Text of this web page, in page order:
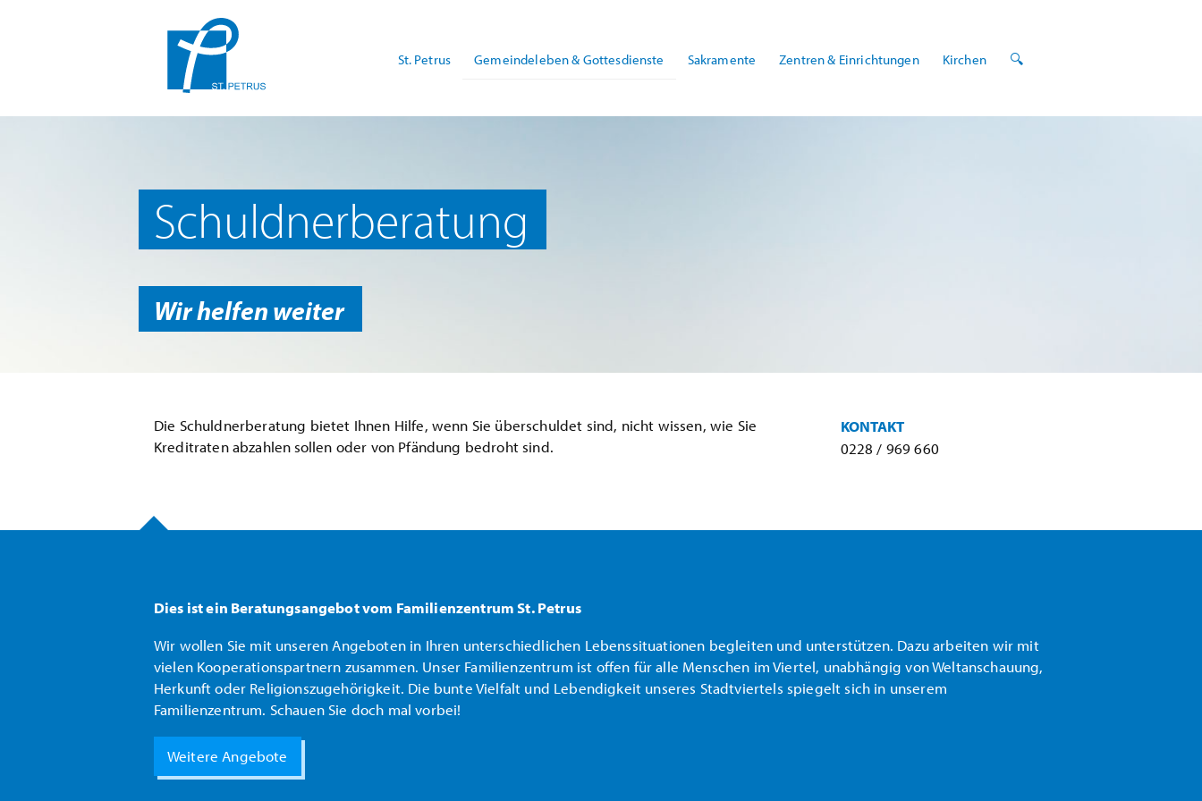
St. Petrus Gemeindeleben & Gottesdienste Sakramente Zentren & Einrichtungen Kirchen 🔍
Schuldnerberatung
Wir helfen weiter
Die Schuldnerberatung bietet Ihnen Hilfe, wenn Sie überschuldet sind, nicht wissen, wie Sie
Kreditraten abzahlen sollen oder von Pfändung bedroht sind.
KONTAKT
0228 / 969 660
Dies ist ein Beratungsangebot vom Familienzentrum St. Petrus
Wir wollen Sie mit unseren Angeboten in Ihren unterschiedlichen Lebenssituationen begleiten und unterstützen. Dazu arbeiten wir mit
vielen Kooperationspartnern zusammen. Unser Familienzentrum ist offen für alle Menschen im Viertel, unabhängig von Weltanschauung,
Herkunft oder Religionszugehörigkeit. Die bunte Vielfalt und Lebendigkeit unseres Stadtviertels spiegelt sich in unserem
Familienzentrum. Schauen Sie doch mal vorbei!
Weitere Angebote